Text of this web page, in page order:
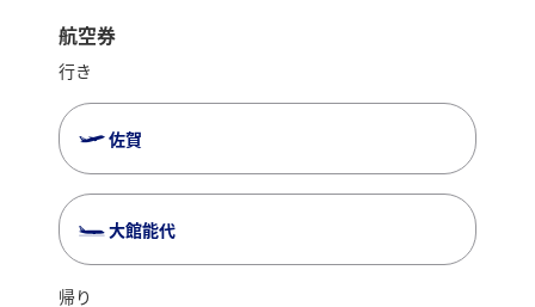
対象路線
八幡平市、弘前市、深浦町、黒石市、平川
町、西目屋村
利用人数
利用人数
3名様用
へば！佐賀行ぐべ
75,000円
利用人数
3名様用
へば！山口宇部・岩国行ぐべ
60,000円
航空券
行き
佐賀
大館能代
帰り